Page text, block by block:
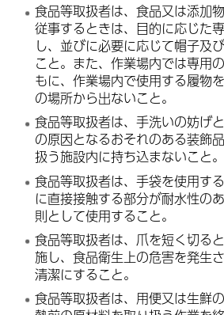
食品等取扱者は、食品又は添加
従事するときは、目的に応じた
し、並びに必要に応じて帽子及
こと。また、作業場内では専用
もに、作業場内で使用する履物
の場所から出ないこと。
食品等取扱者は、手洗いの妨げ
の原因となるおそれのある装飾
扱う施設内に持ち込まないこと。
食品等取扱者は、手袋を使用す
に直接接触する部分が耐水性の
則として使用すること。
食品等取扱者は、爪を短く切る
施し、食品衛生上の危害を発生
清潔にすること。
食品等取扱者は、用便又は生鮮